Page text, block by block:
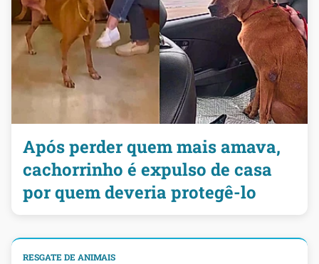
Após perder quem mais amava,
cachorrinho é expulso de casa
por quem deveria protegê-lo
RESGATE DE ANIMAIS